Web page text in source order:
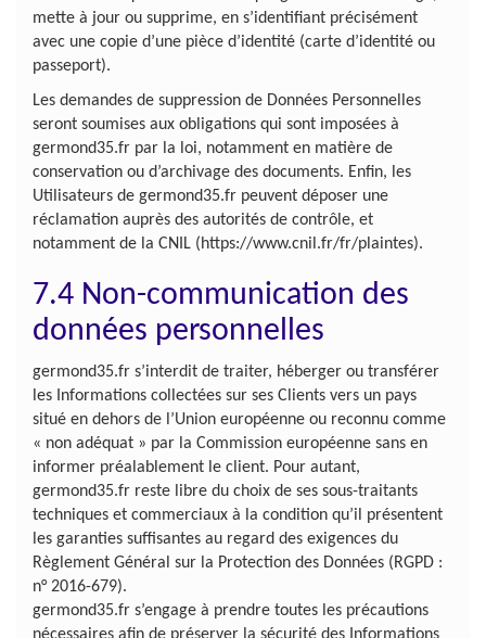
mette à jour ou supprime, en s’identifiant précisément
avec une copie d’une pièce d’identité (carte d’identité ou
passeport).
Les demandes de suppression de Données Personnelles
seront soumises aux obligations qui sont imposées à
germond35.fr par la loi, notamment en matière de
conservation ou d’archivage des documents. Enfin, les
Utilisateurs de germond35.fr peuvent déposer une
réclamation auprès des autorités de contrôle, et
notamment de la CNIL (https://www.cnil.fr/fr/plaintes).
7.4 Non-communication des
données personnelles
germond35.fr s’interdit de traiter, héberger ou transférer
les Informations collectées sur ses Clients vers un pays
situé en dehors de l’Union européenne ou reconnu comme
« non adéquat » par la Commission européenne sans en
informer préalablement le client. Pour autant,
germond35.fr reste libre du choix de ses sous-traitants
techniques et commerciaux à la condition qu’il présentent
les garanties suffisantes au regard des exigences du
Règlement Général sur la Protection des Données (RGPD :
n° 2016-679).
germond35.fr s’engage à prendre toutes les précautions